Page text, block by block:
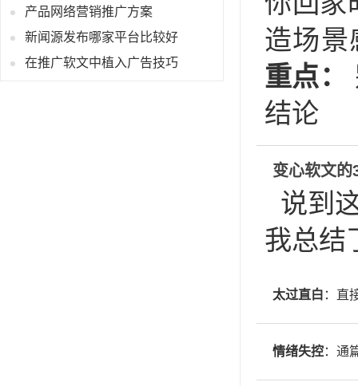
产品网络营销推广方案
新闻源发布哪家平台比较好
在推广软文中植入广告技巧
造场景
重点：
结论
变心软文的
说到
我总结
太过直白 ：直
情绪失控：通